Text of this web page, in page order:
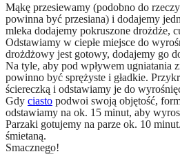
Mąkę przesiewamy (podobno do
powinna być przesiana) i dodajemy
mleka dodajemy pokruszone drożdże,
Odstawiamy w ciepłe miejsce do
drożdżowy jest gotowy, dodajemy go
Na tyle, aby pod wpływem ugniatania
powinno być sprężyste i gładkie.
ściereczką i odstawiamy je do
Gdy ciasto podwoi swoją objętość,
odstawiamy na ok. 15 minut, aby
Parzaki gotujemy na parze ok. 10
śmietaną.
Smacznego!